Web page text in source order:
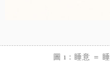
圖 1：睡意 ＝